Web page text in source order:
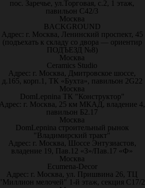
пос. Заречье, ул.Торговая, с.2, 1 этаж,
павильон С42/3
Москва
BACKGROUND
Адрес: г. Москва, Ленинский проспект, 45
(подъехать к складу со двора — ориентир
ПОДЪЕЗД №8)
Москва
Ceramics Studio
Адрес: г. Москва, Дмитровское шоссе,
д.165, корп.1, ТК «Бухта», павильон 2G22
Москва
DomLepnina ТК "Конструктор"
г. Москва, 25 км МКАД, владение 4,
павильон Б2.17
Москва
DomLepnina строительный рынок
"Владимирский тракт"
Адрес: г. Москва, Шоссе Энтузиастов,
владение 19, Пав.12 «З»/Пав.17 «Ф»
Москва
Ecumena-Decor
Адрес: г. Москва, ул. Пришвина 26, ТЦ
мелочей" 1-й этаж, секция С17/2